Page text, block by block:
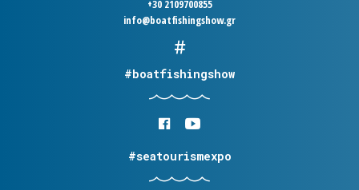
+30 2109700855
info@boatfishingshow.gr
#boatfishingshow
#seatourismexpo